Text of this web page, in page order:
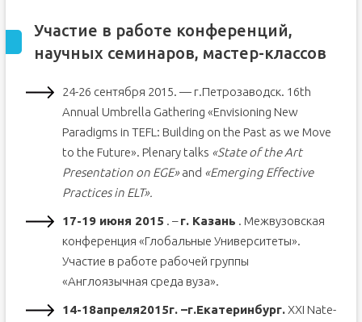
Участие в работе конференций,
научных семинаров, мастер-классов
24-26 сентября 2015. — г.Петрозаводск. 16th
Annual Umbrella Gathering «Envisioning New
Paradigms in TEFL: Building on the Past as we Move
to the Future». Plenary talks «State of the Art
Presentation on EGE»and «Emerging Effective
Practices in ELT».
17-19 июня 2015 . –г. Казань . Межвузовская
конференция «Глобальные Университеты».
Участие в работе рабочей группы
«Англоязычная среда вуза».
14-18апреля2015г. –г.Екатеринбург.XXI Nate-